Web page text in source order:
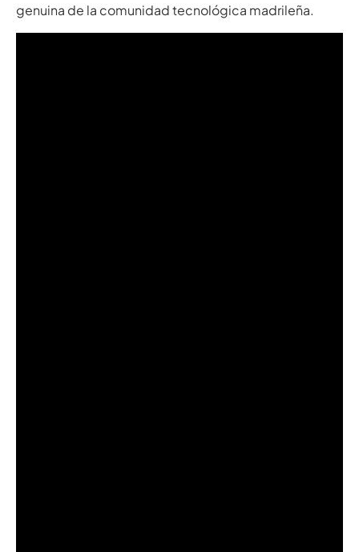
genuina de la comunidad tecnológica madrileña.